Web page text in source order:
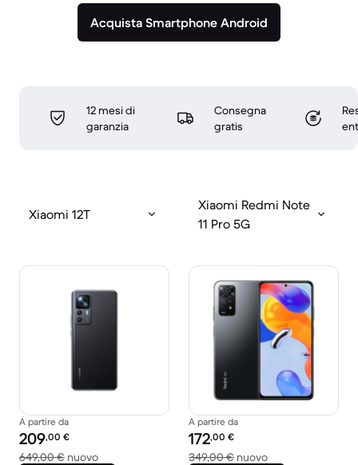
Acquista Smartphone Android
12 mesi di
garanzia
Consegna
gratis
Xiaomi 12T
Xiaomi Redmi Note
11 Pro 5G
A partire da
Prezzo del ricondizionato:
209,00 €
649,00 € nuovoRispetto a 649,00 € del nuovo
A partire da
Prezzo del ricondizionato:
172,00 €
349,00 € nuovoRispetto a